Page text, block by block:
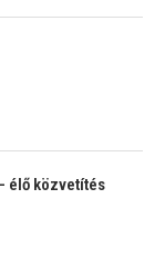
élő közvetítés